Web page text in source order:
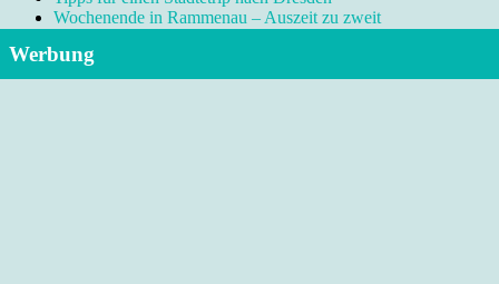
Wochenende in Rammenau – Auszeit zu zweit
Werbung